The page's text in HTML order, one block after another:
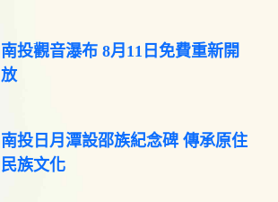
南投觀音瀑布 8月11日免費重新開
放
南投日月潭設邵族紀念碑 傳承原住
民族文化